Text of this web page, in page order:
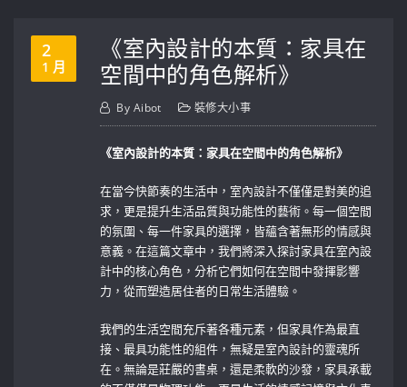
2
1 月
《室內設計的本質：家具在
空間中的角色解析》
By Aibot 裝修大小事
《室內設計的本質：家具在空間中的角色解析》
在當今快節奏的生活中，室內設計不僅僅是對美的追
求，更是提升生活品質與功能性的藝術。每一個空間
的氛圍、每一件家具的選擇，皆蘊含著無形的情感與
意義。在這篇文章中，我們將深入探討家具在室內設
計中的核心角色，分析它們如何在空間中發揮影響
力，從而塑造居住者的日常生活體驗。
我們的生活空間充斥著各種元素，但家具作為最直
接、最具功能性的組件，無疑是室內設計的靈魂所
在。無論是莊嚴的書桌，還是柔軟的沙發，家具承載